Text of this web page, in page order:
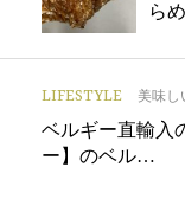
ら
LIFESTYLE 美味し
ベルギー直輸入
ー】のベル…